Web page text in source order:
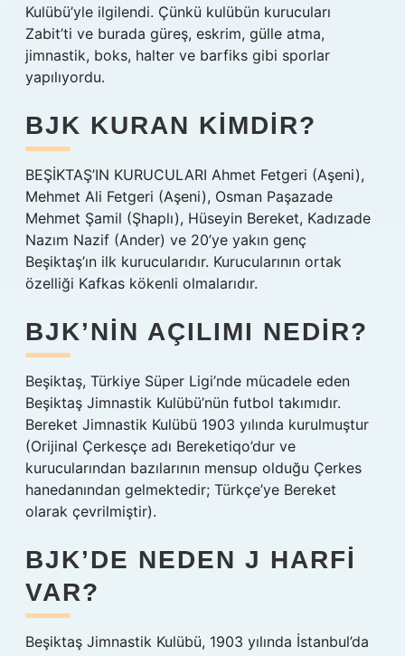
Kulübü’yle ilgilendi. Çünkü kulübün kurucuları
Zabit’ti ve burada güreş, eskrim, gülle atma,
jimnastik, boks, halter ve barfiks gibi sporlar
yapılıyordu.
BJK KURAN KIMDIR?
BEŞİKTAŞ’IN KURUCULARI Ahmet Fetgeri (Aşeni),
Mehmet Ali Fetgeri (Aşeni), Osman Paşazade
Mehmet Şamil (Şhaplı), Hüseyin Bereket, Kadızade
Nazım Nazif (Ander) ve 20’ye yakın genç
Beşiktaş’ın ilk kurucularıdır. Kurucularının ortak
özelliği Kafkas kökenli olmalarıdır.
BJK’NIN AÇILIMI NEDIR?
Beşiktaş, Türkiye Süper Ligi’nde mücadele eden
Beşiktaş Jimnastik Kulübü’nün futbol takımıdır.
Bereket Jimnastik Kulübü 1903 yılında kurulmuştur
(Orijinal Çerkesçe adı Bereketiqo’dur ve
kurucularından bazılarının mensup olduğu Çerkes
hanedanından gelmektedir; Türkçe’ye Bereket
olarak çevrilmiştir).
BJK’DE NEDEN J HARFI
VAR?
Beşiktaş Jimnastik Kulübü, 1903 yılında İstanbul’da